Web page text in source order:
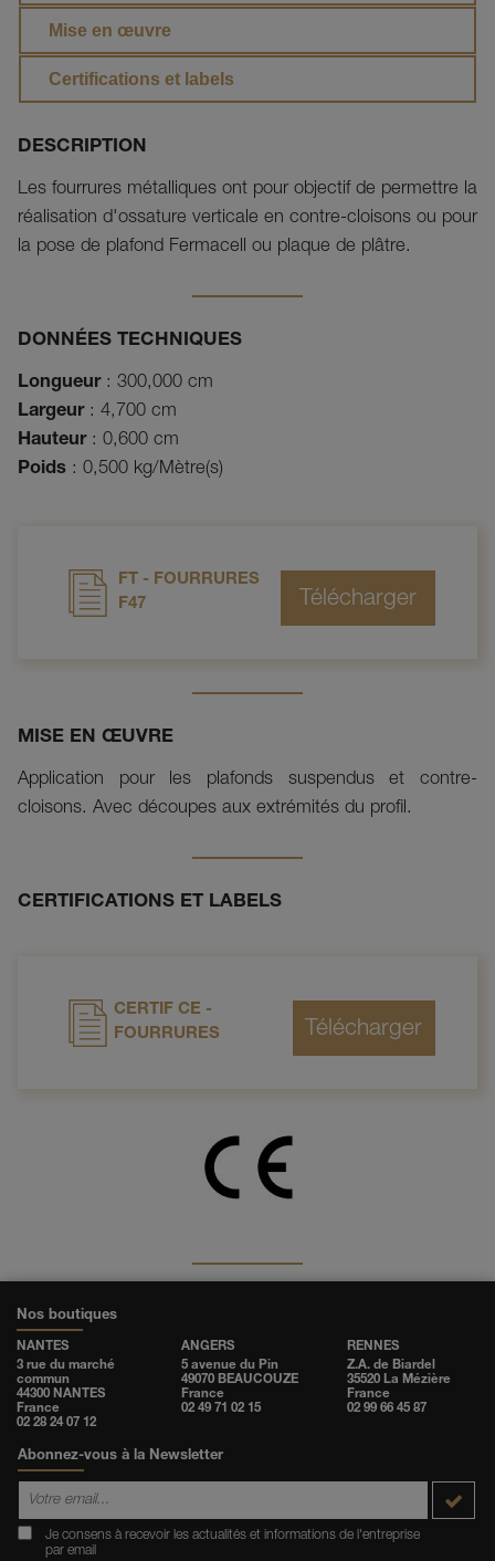
Mise en œuvre
Certifications et labels
DESCRIPTION
Les fourrures métalliques ont pour objectif de permettre la
réalisation d'ossature verticale en contre-cloisons ou pour
DONNÉES TECHNIQUES
Longueur: 300,000 cm
Largeur: 4,700 cm
Hauteur: 0,600 cm
Poids : 0,500 kg/Mètre(s)
FT - FOURRURES
F47
MISE EN ŒUVRE
Application pour les plafonds suspendus et contre-
cloisons. Avec découpes aux extrémités du profil.
CERTIFICATIONS ET LABELS
CERTIF CE -
FOURRURES
Nos boutiques
NANTES
3 rue du marché
commun
44300 NANTES
France
02 28 24 07 12
ANGERS
5 avenue du Pin
49070 BEAUCOUZE
France
02 49 71 02 15
RENNES
Z.A. de Biardel
35520 La Mézière
France
02 99 66 45 87
Abonnez-vous à la Newsletter
Je consens à recevoir les actualités et informations de l'entreprise
par email